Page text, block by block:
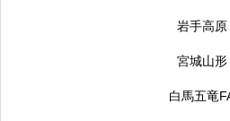
岩手高原
宮城山形
白馬五竜